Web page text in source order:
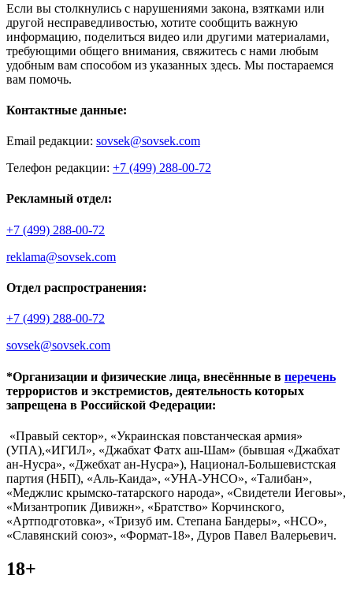
Если вы столкнулись с нарушениями закона, взятками или
другой несправедливостью, хотите сообщить важную
информацию, поделиться видео или другими материалами,
требующими общего внимания, свяжитесь с нами любым
удобным вам способом из указанных здесь. Мы постараемся
вам помочь.
Контактные данные:
Email редакции: sovsek@sovsek.com
Телефон редакции: +7 (499) 288-00-72
Рекламный отдел:
+7 (499) 288-00-72
reklama@sovsek.com
Отдел распространения:
+7 (499) 288-00-72
sovsek@sovsek.com
*Организации и физические лица, внесённные в перечень
террористов и экстремистов, деятельность которых
запрещена в Российской Федерации:
«Правый сектор», «Украинская повстанческая армия»
(УПА),«ИГИЛ», «Джабхат Фатх аш-Шам» (бывшая «Джабхат
ан-Нусра», «Джебхат ан-Нусра»), Национал-Большевистская
партия (НБП), «Аль-Каида», «УНА-УНСО», «Талибан»,
«Меджлис крымско-татарского народа», «Свидетели Иеговы»,
«Мизантропик Дивижн», «Братство» Корчинского,
«Артподготовка», «Тризуб им. Степана Бандеры», «НСО»,
«Славянский союз», «Формат-18», Дуров Павел Валерьевич.
18+